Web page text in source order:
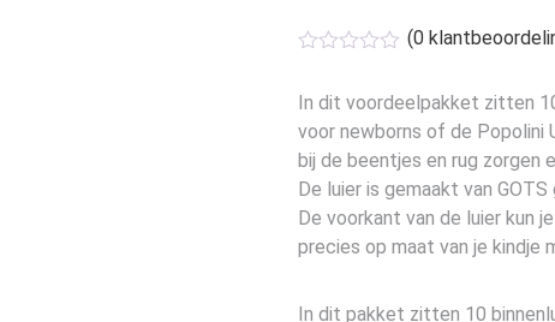
(0
In dit voordeelpakket zitten
voor newborns of de
bij de beentjes en rug zorgen
De luier is gemaakt van
De voorkant van de luier kun
precies op maat van je kindje
In dit pakket zitten 10